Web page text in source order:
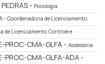
PEDRAS - Psicologia
- Coordenadoria de Licenciamento,
de Licenciamento, Controle e
PROC-CMA-GLFA - Assessoria
PROC-CMA-GLFA-ADA -